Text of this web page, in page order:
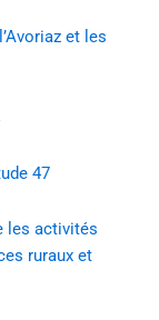
et les
47
les activités
ruraux et